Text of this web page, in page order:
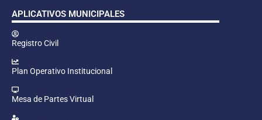
APLICATIVOS MUNICIPALES
Registro Civil
Plan Operativo Institucional
Mesa de Partes Virtual